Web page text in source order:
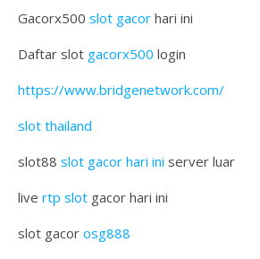
Gacorx500 slot gacor hari ini
Daftar slot gacorx500 login
https://www.bridgenetwork.com/
slot thailand
slot88 slot gacor hari ini server luar
live rtp slot gacor hari ini
slot gacor osg888